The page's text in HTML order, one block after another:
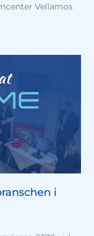
Vellamos
i